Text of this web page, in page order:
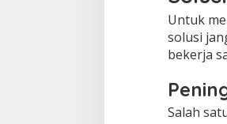
Untuk
solusi
bekerja
Salah